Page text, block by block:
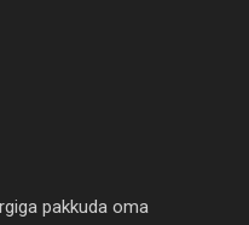
pakkuda oma